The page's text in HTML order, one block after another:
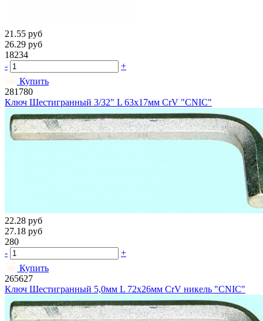
21.55 руб
26.29 руб
18234
-
+
Купить
281780
Ключ Шестигранный 3/32" L 63х17мм CrV "CNIC"
22.28 руб
27.18 руб
280
-
+
Купить
265627
Ключ Шестигранный 5,0мм L 72х26мм CrV никель "CNIC"